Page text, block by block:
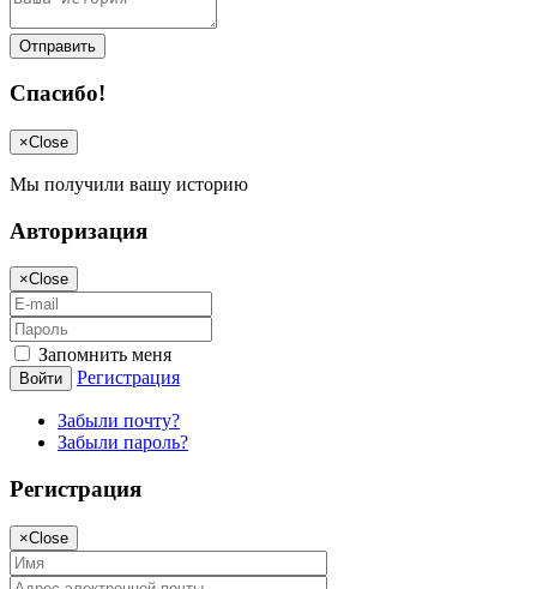
Отправить
Спасибо!
×Close
Мы получили вашу историю
Авторизация
×Close
Запомнить меня
Войти Регистрация
Забыли почту?
Забыли пароль?
Регистрация
×Close